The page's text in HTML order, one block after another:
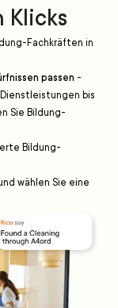
Klicks
Fachkräften in
passen -
bis
Sie Bildung-
Bildung-
wählen Sie eine